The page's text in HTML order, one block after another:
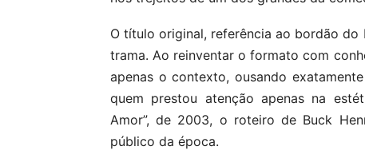
O título original, referência ao bordão do
trama. Ao reinventar o formato com
apenas o contexto, ousando
quem prestou atenção apenas na
Amor”, de 2003, o roteiro de Buck
público da época.